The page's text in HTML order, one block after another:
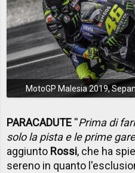
MotoGP Malesia 2019,
PARACADUTE ''Prima di
solo la pista e le prime
aggiunto Rossi, che ha
sereno in quanto